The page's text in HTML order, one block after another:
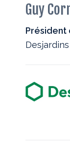
Guy
Président
Desjardins